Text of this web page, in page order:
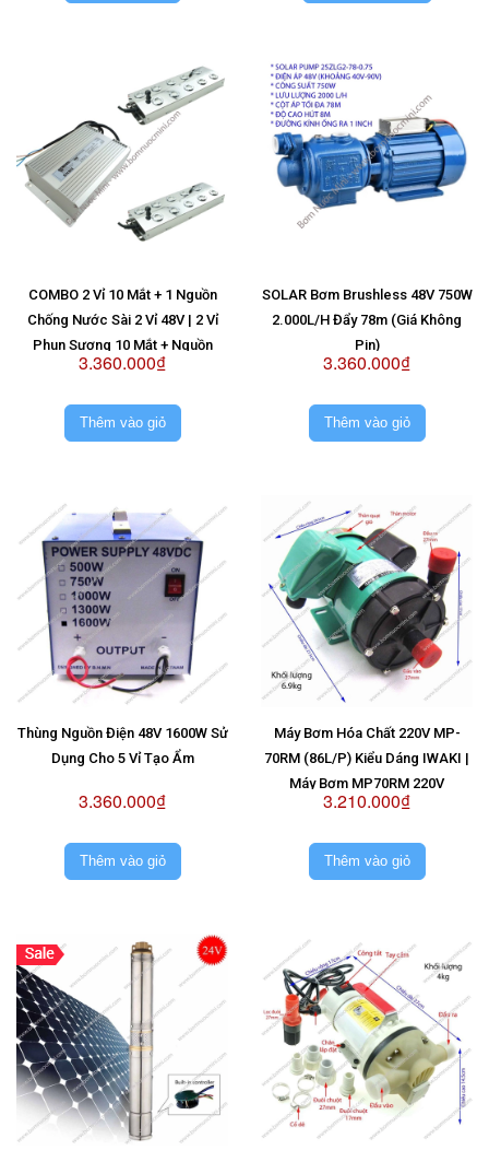
COMBO 2 Vỉ 10 Mắt + 1 Nguồn
Chống Nước Sài 2 Vỉ 48V | 2 Vỉ
Phun Sương 10 Mắt + Nguồn
Chống Nước Sài 2 Vỉ 48V
3.360.000₫
Thêm vào giỏ
SOLAR Bơm Brushless 48V 750W
2.000L/H Đẩy 78m (Giá Không
Pin)
3.360.000₫
Thêm vào giỏ
Thùng Nguồn Điện 48V 1600W Sử
Dụng Cho 5 Vỉ Tạo Ẩm
3.360.000₫
Thêm vào giỏ
Máy Bơm Hóa Chất 220V MP-
70RM (86L/P) Kiểu Dáng IWAKI |
Máy Bơm MP70RM 220V
3.210.000₫
Thêm vào giỏ